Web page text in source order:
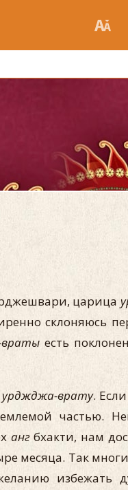
царица
склоняюсь
враты есть
урджджа-врату.
частью.
ангбхакти, нам
месяца. Так
избежать